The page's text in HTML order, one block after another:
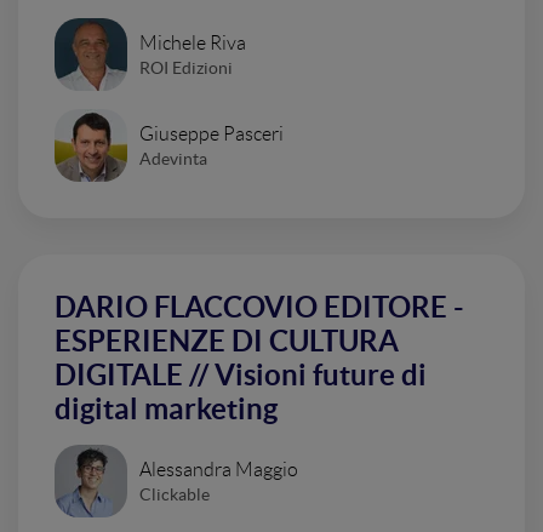
Michele Riva
ROI Edizioni
Giuseppe Pasceri
Adevinta
DARIO FLACCOVIO EDITORE -
ESPERIENZE DI CULTURA
DIGITALE // Visioni future di
digital marketing
Alessandra Maggio
Clickable